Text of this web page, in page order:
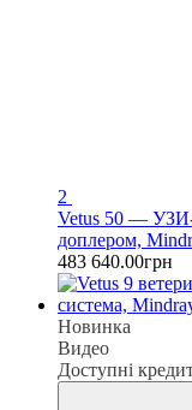
2
Vetus 50 — УЗИ-
доплером,
483 640.00грн
Новинка
Видео
Доступні